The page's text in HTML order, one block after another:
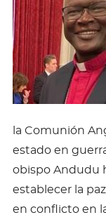
la Comunión
estado en
obispo Andudu
establecer la
en conflicto en